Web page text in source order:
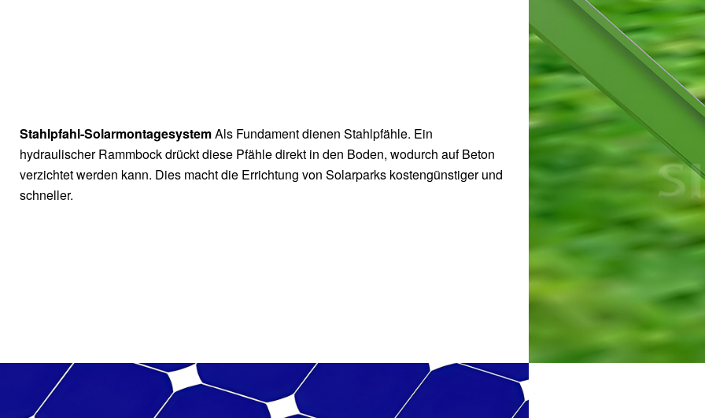
Stahlpfahl-SolarmontagesystemAls Fundament dienen Stahlpfähle. Ein
hydraulischer Rammbock drückt diese Pfähle direkt in den Boden, wodurch auf Beton
verzichtet werden kann. Dies macht die Errichtung von Solarparks kostengünstiger und
schneller.